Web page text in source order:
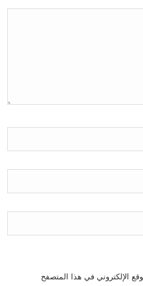
الإلكتروني في هذا المتصفح